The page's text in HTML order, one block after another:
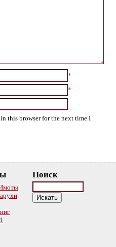
*
*
this browser for the next time I
Поиск